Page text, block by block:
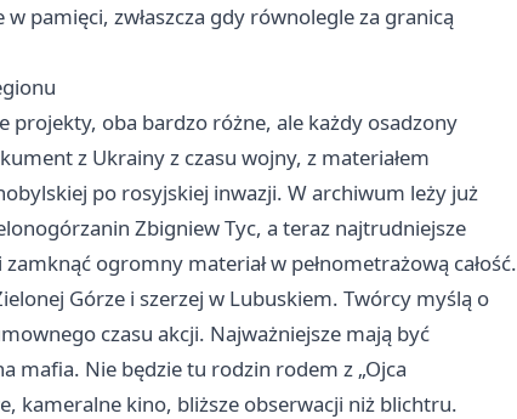
pamięci, zwłaszcza gdy równolegle za granicą
projekty, oba bardzo różne, ale każdy osadzony
z Ukrainy z czasu wojny, z materiałem
po rosyjskiej inwazji. W archiwum leży już
Zbigniew Tyc, a teraz najtrudniejsze
ogromny materiał w pełnometrażową całość.
Górze i szerzej w Lubuskiem. Twórcy myślą o
czasu akcji. Najważniejsze mają być
mafia. Nie będzie tu rodzin rodem z „Ojca
kameralne kino, bliższe obserwacji niż blichtru.